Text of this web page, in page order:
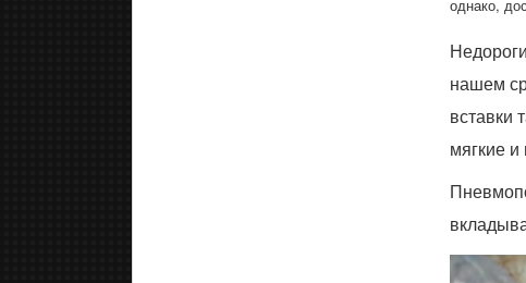
однако,
нашем
вставки
мягкие